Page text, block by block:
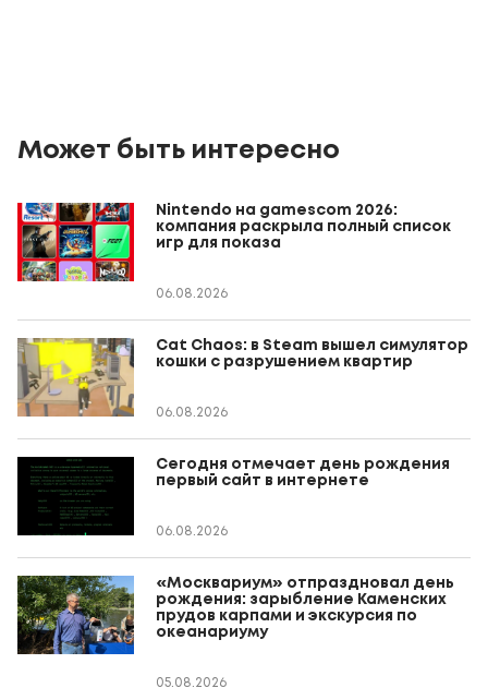
Может быть интересно
Nintendo на gamescom 2026:
компания раскрыла полный список
игр для показа
06.08.2026
Cat Chaos: в Steam вышел симулятор
кошки с разрушением квартир
06.08.2026
Сегодня отмечает день рождения
первый сайт в интернете
06.08.2026
«Москвариум» отпраздновал день
рождения: зарыбление Каменских
прудов карпами и экскурсия по
океанариуму
05.08.2026